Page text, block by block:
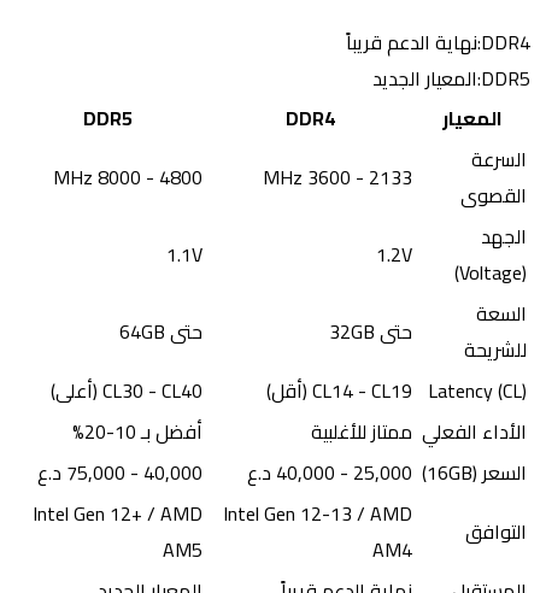
DDR4:نهاية الدعم قريباً
DDR5: المعيار الجديد
المعيار
DDR4
DDR5
السرعة
القصوى
2133 - 3600 MHz
4800 - 8000 MHz
الجهد
(Voltage)
1.2V
1.1V
السعة
للشريحة
حتى 32GB
حتى 64GB
Latency (CL) CL14 - CL19 (أقل)
CL30 - CL40 (أعلى)
الأداء الفعلي ممتاز للأغلبية
أفضل بـ 10-20%
السعر (16GB)
25,000 - 40,000 د.ع
40,000 - 75,000 د.ع
التوافق
Intel Gen 12-13 / AMD
AM4
Intel Gen 12+ / AMD
AM5